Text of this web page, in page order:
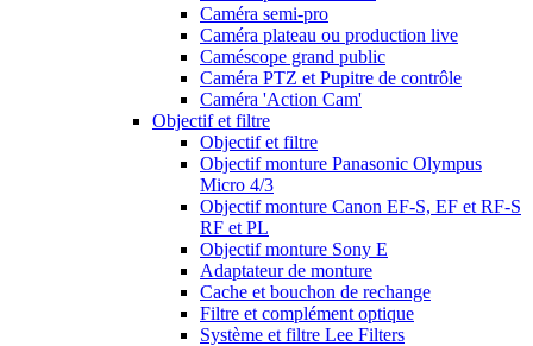
Caméra semi-pro
Caméra plateau ou production live
Caméscope grand public
Caméra PTZ et Pupitre de contrôle
Caméra 'Action Cam'
Objectif et filtre
Objectif et filtre
Objectif monture Panasonic Olympus
Micro 4/3
Objectif monture Canon EF-S, EF et RF-S
RF et PL
Objectif monture Sony E
Adaptateur de monture
Cache et bouchon de rechange
Filtre et complément optique
Système et filtre Lee Filters